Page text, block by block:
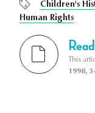
Children's
Human Rights
This
1998,